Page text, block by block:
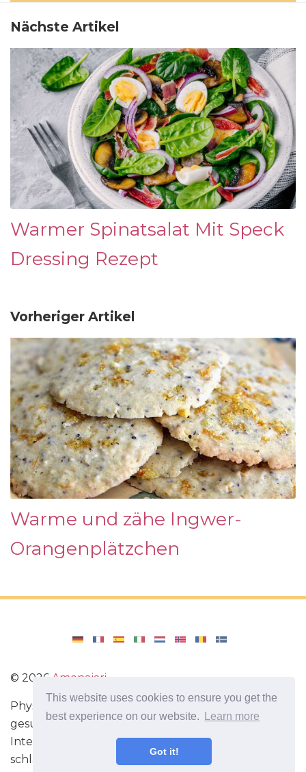
This website uses cookies to ensure you get the
best experience on our website.
Learn more
Got it!
Nächste Artikel
Warmer Spinatsalat Mit Speck
Dressing Rezept
Vorheriger Artikel
Warme und zähe Ingwer-
Orangenplätzchen
© 2026 Amenajari
Physische Übungen. Diäten und Rezepte für eine
gesunde Ernährung. Übungen für das Gehirn.
Interessante Fakten. Selbstentwicklung. Sei heute
schlauer und stärker!